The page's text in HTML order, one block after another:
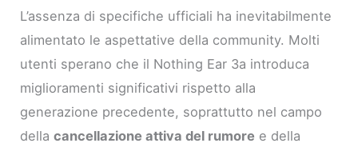
L’assenza di specifiche ufficiali ha inevitabilmente
alimentato le aspettative della community. Molti
utenti sperano che il Nothing Ear 3a introduca
miglioramenti significativi rispetto alla
generazione precedente, soprattutto nel campo
dellacancellazione attiva del rumore e della